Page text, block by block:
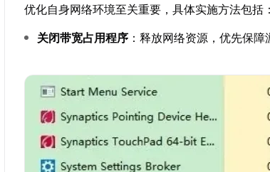
优化自身网络环境至关重要，具体实施方法包括：
关闭带宽占用程序 ：释放网络资源，优先保障